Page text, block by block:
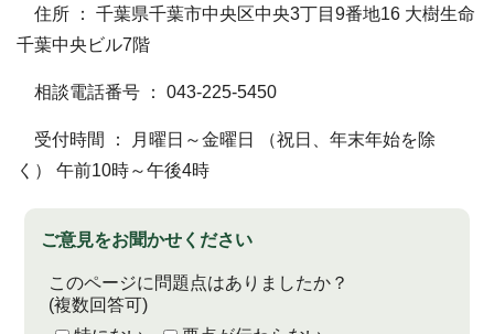
住所 ： 千葉県千葉市中央区中央3丁目9番地16 大樹生命
千葉中央ビル7階
相談電話番号 ： 043-225-5450
受付時間 ： 月曜日～金曜日 （祝日、年末年始を除
く） 午前10時～午後4時
ご意見をお聞かせください
このページに問題点はありましたか？
(複数回答可)